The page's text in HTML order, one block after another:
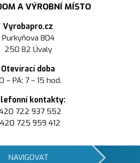
A VÝROBNÍ MÍSTO
Vyrobapro.cz
Purkyňova 804
250 82 Úvaly
Otevírací doba
– PÁ: 7 – 15 hod.
kontakty:
722 937 552
725 959 412
NAVIGOVAT